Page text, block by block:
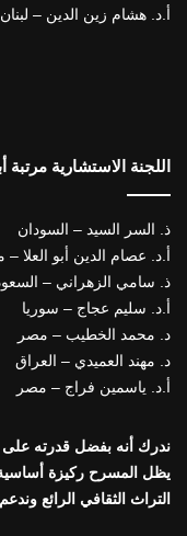
أ.د. هشام زين الدين – لبنان
اللجنة الاستشارية مرتبة
ذ. السر السيد – السودان
أ.د. عصام الدين أبو العلا –
ذ. سامي الزهراني –
أ.د. سليم عجاج – سوريا
د. محمد الخطيب – مصر
د. مهند العميدي – العراق
أ.د. ياسمين فراج – مصر
ندرك أنه بفضل قدرته على
يظل المسرح ركيزة
التراث الثقافي الرائع